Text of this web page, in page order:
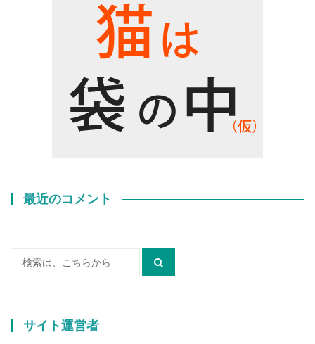
最近のコメント
サイト運営者